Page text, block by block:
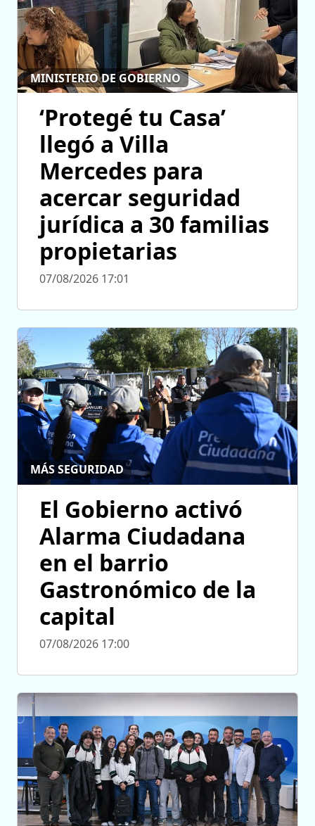
MINISTERIO DE GOBIERNO
‘Protegé tu Casa’
llegó a Villa
Mercedes para
acercar seguridad
jurídica a 30 familias
propietarias
07/08/2026 17:01
MÁS SEGURIDAD
El Gobierno activó
Alarma Ciudadana
en el barrio
Gastronómico de la
capital
07/08/2026 17:00